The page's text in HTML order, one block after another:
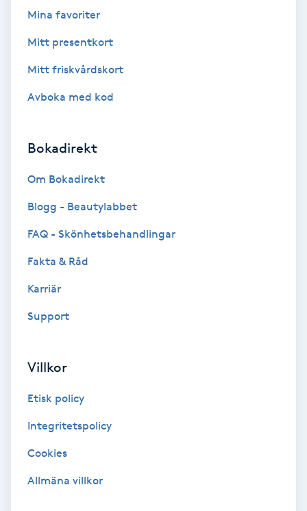
Eyeliner-tatuering
Face framing
Faceliftmassage
Fettreducering
Fibromassage
Fillers
Fotmassage
Mina favoriter
Mitt presentkort
Mitt friskvårdskort
Avboka med kod
Bokadirekt
Om Bokadirekt
Blogg - Beautylabbet
FAQ - Skönhetsbehandlingar
Fakta & Råd
Karriär
Support
Villkor
Etisk policy
Integritetspolicy
Cookies
Allmäna villkor